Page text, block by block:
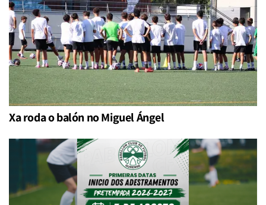
Xa roda o balón no Miguel Ángel